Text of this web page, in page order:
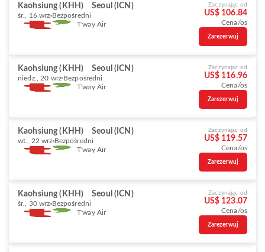
Kaohsiung (KHH) Seoul (ICN)
śr., 16 wrz Bezpośredni
T'way Air
Zaczynając od
US$ 106.84
Cena/os
Zarezerwuj
Kaohsiung (KHH) Seoul (ICN)
niedz., 20 wrz Bezpośredni
T'way Air
Zaczynając od
US$ 116.96
Cena/os
Zarezerwuj
Kaohsiung (KHH) Seoul (ICN)
wt., 22 wrz Bezpośredni
T'way Air
Zaczynając od
US$ 119.57
Cena/os
Zarezerwuj
Kaohsiung (KHH) Seoul (ICN)
śr., 30 wrz Bezpośredni
T'way Air
Zaczynając od
US$ 123.07
Cena/os
Zarezerwuj